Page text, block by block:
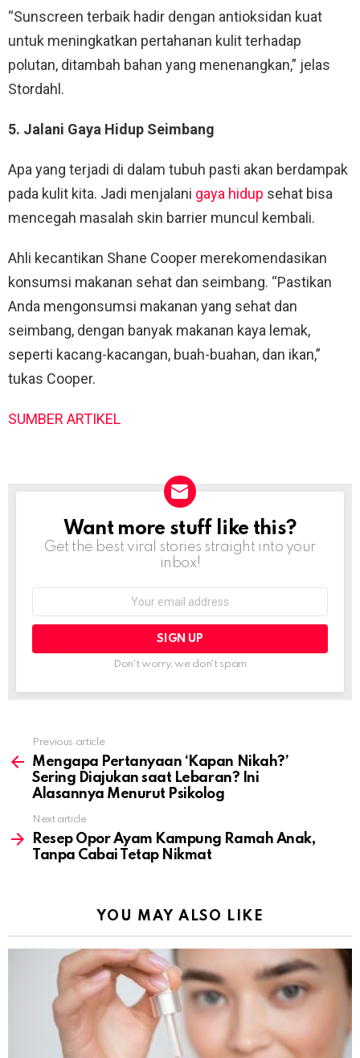
“Sunscreen terbaik hadir dengan antioksidan kuat
untuk meningkatkan pertahanan kulit terhadap
polutan, ditambah bahan yang menenangkan,” jelas
Stordahl.
5. Jalani Gaya Hidup Seimbang
Apa yang terjadi di dalam tubuh pasti akan berdampak
pada kulit kita. Jadi menjalani gaya hidup sehat bisa
mencegah masalah skin barrier muncul kembali.
Ahli kecantikan Shane Cooper merekomendasikan
konsumsi makanan sehat dan seimbang. “Pastikan
Anda mengonsumsi makanan yang sehat dan
seimbang, dengan banyak makanan kaya lemak,
seperti kacang-kacangan, buah-buahan, dan ikan,”
tukas Cooper.
SUMBER ARTIKEL
NEWSLETTER
Want more stuff like this?
Get the best viral stories straight into your
inbox!
Don't worry, we don't spam
more
Previous article
Mengapa Pertanyaan ‘Kapan Nikah?’
Sering Diajukan saat Lebaran? Ini
Alasannya Menurut Psikolog
Next article
Resep Opor Ayam Kampung Ramah Anak,
Tanpa Cabai Tetap Nikmat
YOU MAY ALSO LIKE